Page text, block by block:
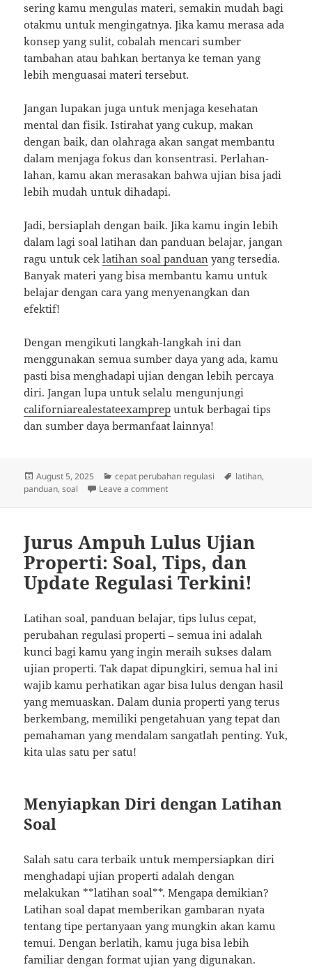
sering kamu mengulas materi, semakin mudah bagi
otakmu untuk mengingatnya. Jika kamu merasa ada
konsep yang sulit, cobalah mencari sumber
tambahan atau bahkan bertanya ke teman yang
lebih menguasai materi tersebut.
Jangan lupakan juga untuk menjaga kesehatan
mental dan fisik. Istirahat yang cukup, makan
dengan baik, dan olahraga akan sangat membantu
dalam menjaga fokus dan konsentrasi. Perlahan-
lahan, kamu akan merasakan bahwa ujian bisa jadi
lebih mudah untuk dihadapi.
Jadi, bersiaplah dengan baik. Jika kamu ingin lebih
dalam lagi soal latihan dan panduan belajar, jangan
ragu untuk ceklatihan soal panduan yang tersedia.
Banyak materi yang bisa membantu kamu untuk
belajar dengan cara yang menyenangkan dan
efektif!
Dengan mengikuti langkah-langkah ini dan
menggunakan semua sumber daya yang ada, kamu
pasti bisa menghadapi ujian dengan lebih percaya
diri. Jangan lupa untuk selalu mengunjungi
californiarealestateexamprep untuk berbagai tips
dan sumber daya bermanfaat lainnya!
Posted
on
August 5, 2025 Categories
cepat perubahan regulasi Tags
latihan,
panduan,soal Leave a commenton Cerdas Menghadapi Ujian: Tips
Jurus Ampuh Lulus Ujian
Properti: Soal, Tips, dan
Update Regulasi Terkini!
Latihan soal, panduan belajar, tips lulus cepat,
perubahan regulasi properti – semua ini adalah
kunci bagi kamu yang ingin meraih sukses dalam
ujian properti. Tak dapat dipungkiri, semua hal ini
wajib kamu perhatikan agar bisa lulus dengan hasil
yang memuaskan. Dalam dunia properti yang terus
berkembang, memiliki pengetahuan yang tepat dan
pemahaman yang mendalam sangatlah penting. Yuk,
kita ulas satu per satu!
Menyiapkan Diri dengan Latihan
Soal
Salah satu cara terbaik untuk mempersiapkan diri
menghadapi ujian properti adalah dengan
melakukan **latihan soal**. Mengapa demikian?
Latihan soal dapat memberikan gambaran nyata
tentang tipe pertanyaan yang mungkin akan kamu
temui. Dengan berlatih, kamu juga bisa lebih
familiar dengan format ujian yang digunakan.